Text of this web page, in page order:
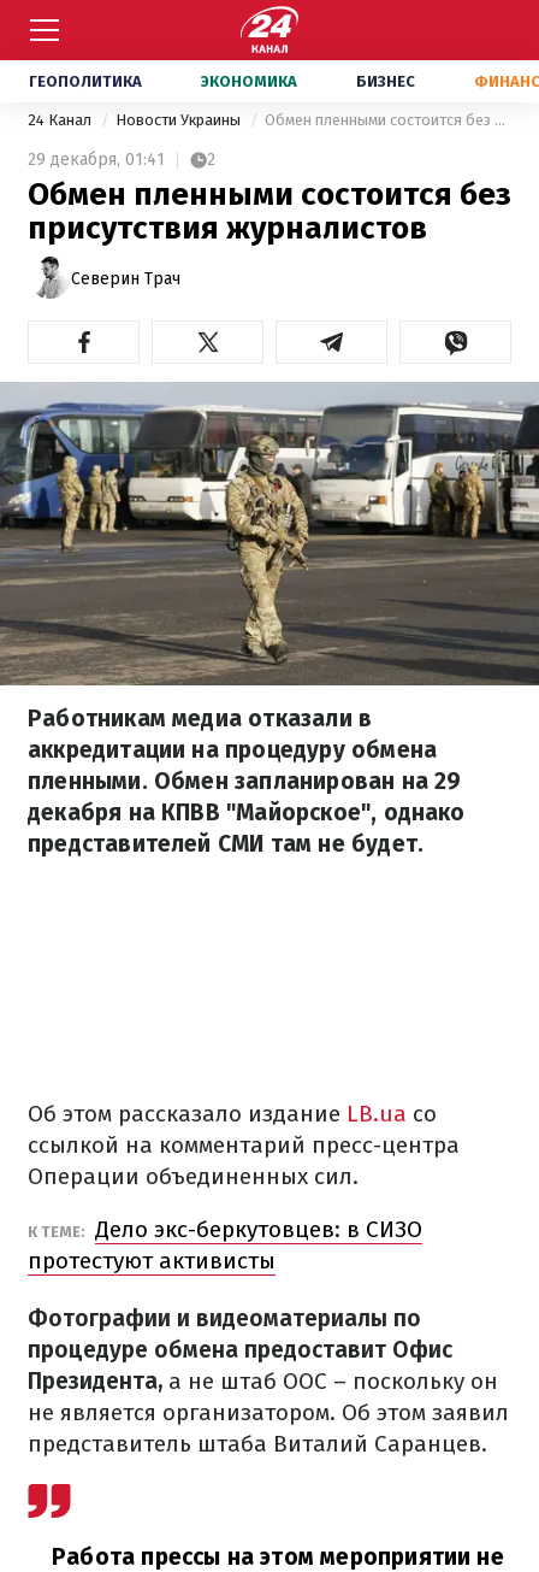
ГЕОПОЛИТИКА ЭКОНОМИКА БИЗНЕС
24 Канал Новости Украины Обмен пленными состоится без присутствия журналистов
29 декабря, 01:41 2
Обмен пленными состоится без
присутствия журналистов
Северин Трач
Работникам медиа отказали в
аккредитации на процедуру обмена
пленными. Обмен запланирован на 29
декабря на КПВВ "Майорское", однако
представителей СМИ там не будет.
Об этом рассказало издание LB.ua со
ссылкой на комментарий пресс-центра
Операции объединенных сил.
К ТЕМЕ: Дело экс-беркутовцев: в СИЗО
протестуют активисты
Фотографии и видеоматериалы по
процедуре обмена предоставит Офис
Президента, а не штаб ООС – поскольку он
не является организатором. Об этом заявил
представитель штаба Виталий Саранцев.
Работа прессы на этом мероприятии не